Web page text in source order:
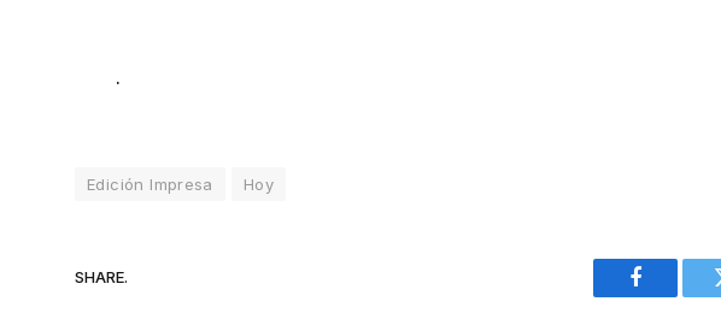
.
Edición Impresa Hoy
SHARE.
Facebook